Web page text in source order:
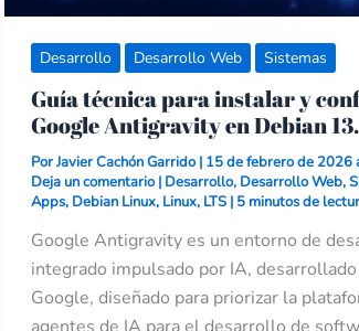
Desarrollo Desarrollo Web Sistemas
Guía técnica para instalar y
Google Antigravity en Debian 13.
PorJavier Cachón Garrido| 15 de febrero de 2026
Deja un comentario | Desarrollo, Desarrollo Web,
Apps, Debian Linux, Linux, LTS | 5 minutos de
Google Antigravity es un entorno de
integrado impulsado por IA,
Google, diseñado para priorizar la